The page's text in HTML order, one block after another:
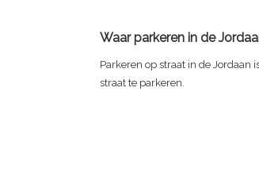
Waar parkeren in de
Parkeren op straat in de Jordaan
straat te parkeren.